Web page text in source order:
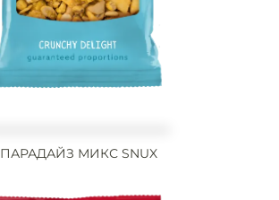
ПАРАДАЙЗ МИКС SNUX